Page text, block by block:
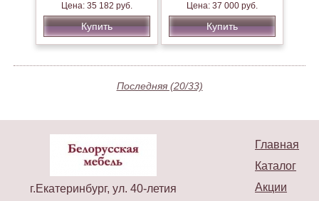
Цена: 35 182 руб.
Купить
Цена: 37 000 руб.
Купить
Последняя (20/33)
Главная
Каталог
Акции
г.Екатеринбург, ул. 40-летия